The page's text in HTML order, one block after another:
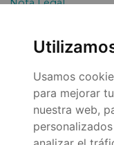
Usamos
para mejorar
nuestra web,
Nota Legal
Pago Fraccionado